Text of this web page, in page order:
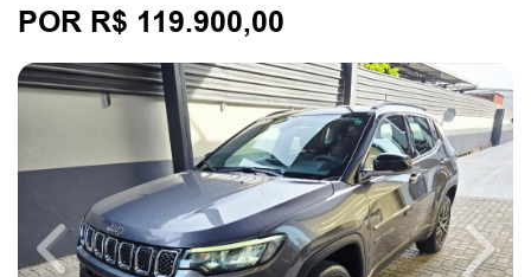
POR R$ 119.900,00
Previous Next